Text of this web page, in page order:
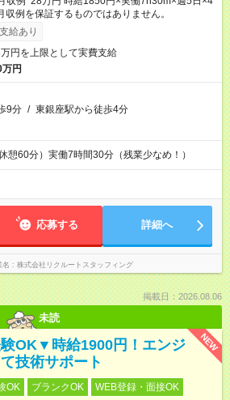
例を保証するものではありません。
給あり
円を上限として実費支給
円
9分 / 東銀座駅から徒歩4分
憩60分）実働7時間30分（残業少なめ！）
応募する 詳細へ
名 株式会社リクルートスタッフィング
掲載日：2026.08.06
未読
NEW
験OK▼時給1900円！エンジ
技術サポート
OK ブランクOK WEB登録・面接OK